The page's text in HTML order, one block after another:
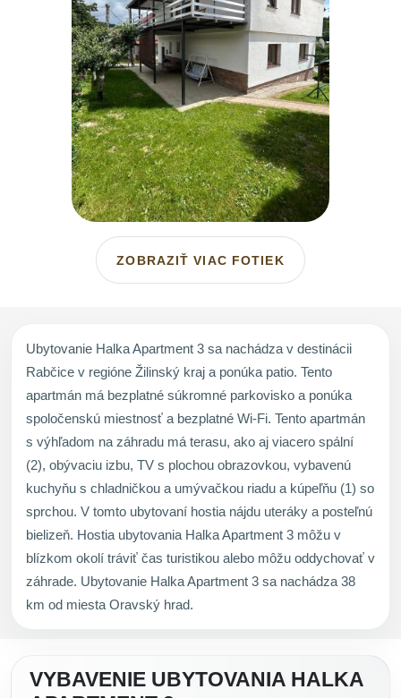
ZOBRAZIŤ VIAC FOTIEK
Ubytovanie Halka Apartment 3 sa nachádza v destinácii
Rabčice v regióne Žilinský kraj a ponúka patio. Tento
apartmán má bezplatné súkromné parkovisko a ponúka
spoločenskú miestnosť a bezplatné Wi-Fi. Tento apartmán
s výhľadom na záhradu má terasu, ako aj viacero spální
(2), obývaciu izbu, TV s plochou obrazovkou, vybavenú
kuchyňu s chladničkou a umývačkou riadu a kúpeľňu (1) so
sprchou. V tomto ubytovaní hostia nájdu uteráky a posteľnú
bielizeň. Hostia ubytovania Halka Apartment 3 môžu v
blízkom okolí tráviť čas turistikou alebo môžu oddychovať v
záhrade. Ubytovanie Halka Apartment 3 sa nachádza 38
km od miesta Oravský hrad.
VYBAVENIE UBYTOVANIA HALKA